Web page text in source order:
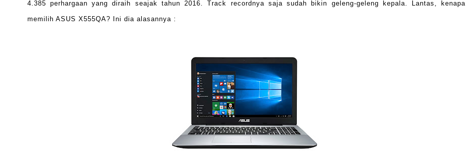
4.385 perhargaan yang diraih seajak tahun 2016. Track recordnya saja sudah bikin geleng-geleng kepala. Lantas, kenapa
memilih ASUS X555QA? Ini dia alasannya :